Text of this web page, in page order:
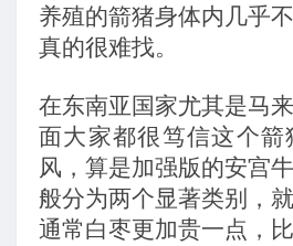
养殖的箭猪身体内几乎
真的很难找。
在东南亚国家尤其是马
面大家都很笃信这个箭
风，算是加强版的安宫
般分为两个显著类别，
通常白枣更加贵一点，